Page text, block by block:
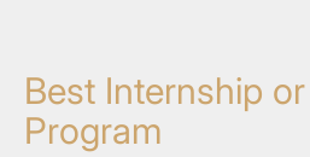
Best Internship
Program